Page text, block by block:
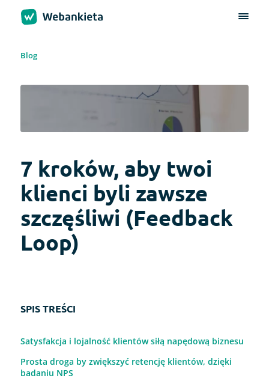
Blog
7 kroków, aby twoi
klienci byli zawsze
szczęśliwi (Feedback
Loop)
SPIS TREŚCI
Satysfakcja i lojalność klientów siłą napędową biznesu
Prosta droga by zwiększyć retencję klientów, dzięki
badaniu NPS